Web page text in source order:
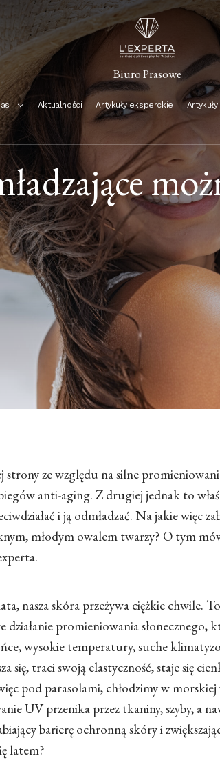
Biuro Prasowe
Aktualności Artykuły eksperckie
ze względu na silne
anti-aging. Z drugiej jednak to
i ją odmładzać. Na jakie więc
młodym owalem twarzy? O tym
nasza skóra przeżywa ciężkie chwile.
działanie promieniowania słonecznego,
wysokie temperatury, suche
się, traci swoją elastyczność, staje się
pod parasolami, chłodzimy w
UV przenika przez tkaniny, szyby, a
barierę ochronną skóry i
latem?